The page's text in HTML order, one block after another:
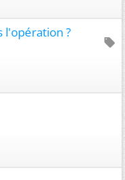
l'opération ?